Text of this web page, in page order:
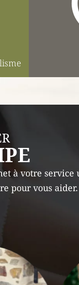
à votre service
pour vous aider.